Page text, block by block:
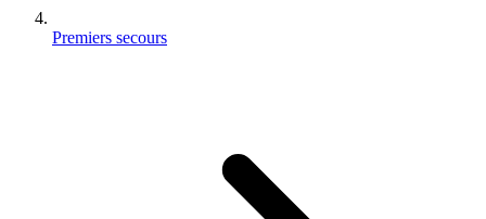
Premiers secours